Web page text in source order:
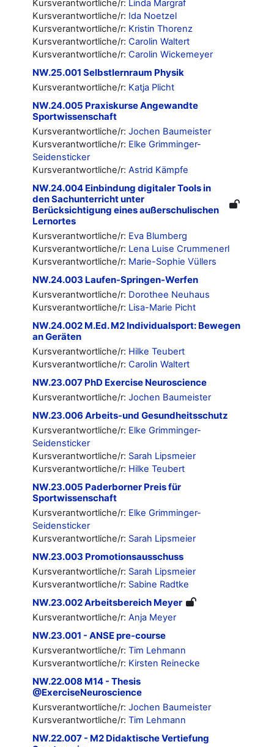
Kursverantwortliche/r: Linda Margraf
Kursverantwortliche/r: Ida Noetzel
Kursverantwortliche/r: Kristin Thorenz
Kursverantwortliche/r: Carolin Waltert
Kursverantwortliche/r: Carolin Wickemeyer
NW.25.001 Selbstlernraum Physik
Kursverantwortliche/r: Katja Plicht
NW.24.005 Praxiskurse Angewandte
Sportwissenschaft
Kursverantwortliche/r: Jochen Baumeister
Kursverantwortliche/r: Elke Grimminger-
Seidensticker
Kursverantwortliche/r: Astrid Kämpfe
NW.24.004 Einbindung digitaler Tools in
den Sachunterricht unter
Berücksichtigung eines außerschulischen
Lernortes
Kursverantwortliche/r: Eva Blumberg
Kursverantwortliche/r: Lena Luise Crummenerl
Kursverantwortliche/r: Marie-Sophie Vüllers
NW.24.003 Laufen-Springen-Werfen
Kursverantwortliche/r: Dorothee Neuhaus
Kursverantwortliche/r: Lisa-Marie Picht
NW.24.002 M.Ed. M2 Individualsport: Bewegen
an Geräten
Kursverantwortliche/r: Hilke Teubert
Kursverantwortliche/r: Carolin Waltert
NW.23.007 PhD Exercise Neuroscience
Kursverantwortliche/r: Jochen Baumeister
NW.23.006 Arbeits-und Gesundheitsschutz
Kursverantwortliche/r: Elke Grimminger-
Seidensticker
Kursverantwortliche/r: Sarah Lipsmeier
Kursverantwortliche/r: Hilke Teubert
NW.23.005 Paderborner Preis für
Sportwissenschaft
Kursverantwortliche/r: Elke Grimminger-
Seidensticker
Kursverantwortliche/r: Sarah Lipsmeier
NW.23.003 Promotionsausschuss
Kursverantwortliche/r: Sarah Lipsmeier
Kursverantwortliche/r: Sabine Radtke
NW.23.002 Arbeitsbereich Meyer
Kursverantwortliche/r: Anja Meyer
NW.23.001 - ANSE pre-course
Kursverantwortliche/r: Tim Lehmann
Kursverantwortliche/r: Kirsten Reinecke
NW.22.008 M14 - Thesis
@ExerciseNeuroscience
Kursverantwortliche/r: Jochen Baumeister
Kursverantwortliche/r: Tim Lehmann
NW.22.007 - M2 Didaktische Vertiefung